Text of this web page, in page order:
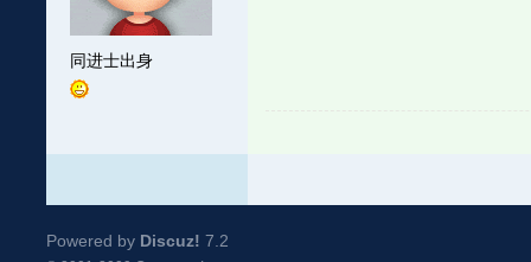
同进士出身
Powered by Discuz! 7.2